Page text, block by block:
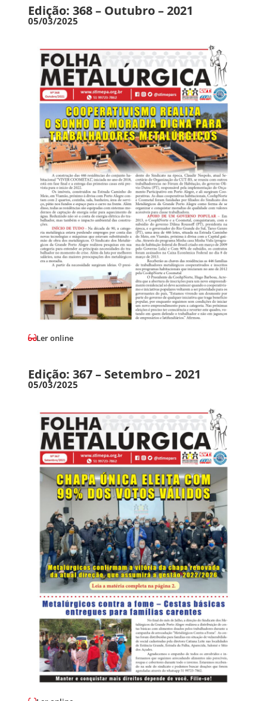
Edição: 368 – Outubro – 2021
05/03/2025
Ler online
Edição: 367 – Setembro – 2021
05/03/2025